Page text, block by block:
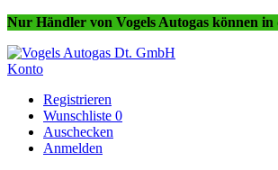
Nur Händler von Vogels Autogas können in
Konto
Registrieren
Wunschliste 0
Auschecken
Anmelden